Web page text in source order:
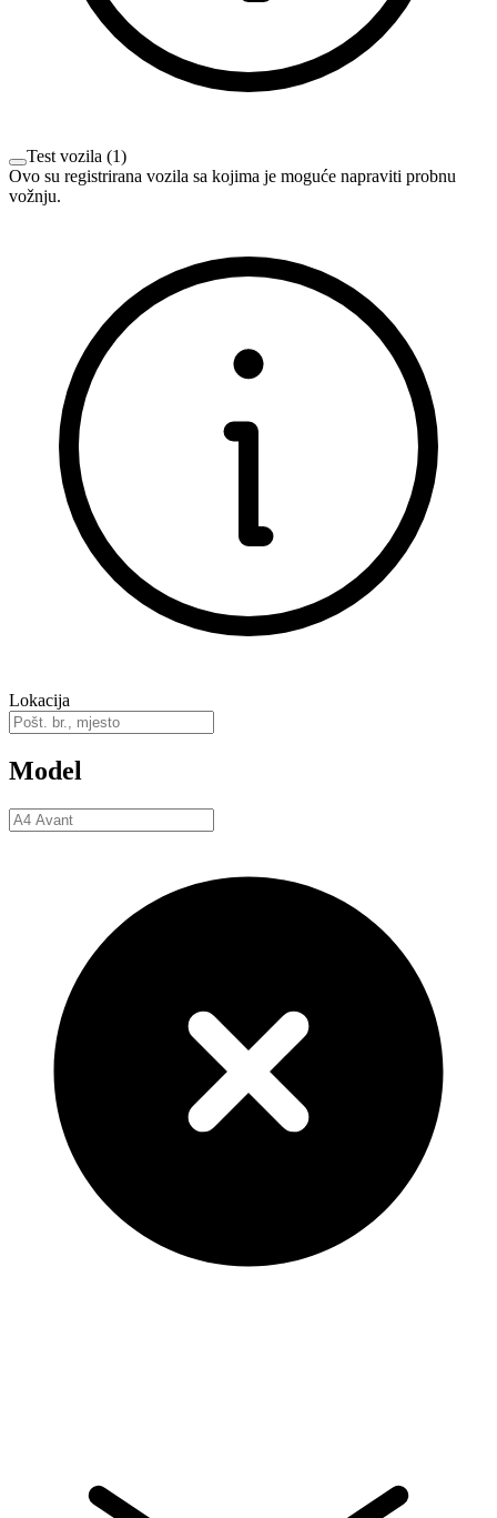
Test vozila (1)
Ovo su registrirana vozila sa kojima je moguće napraviti probnu
vožnju.
Lokacija
Model